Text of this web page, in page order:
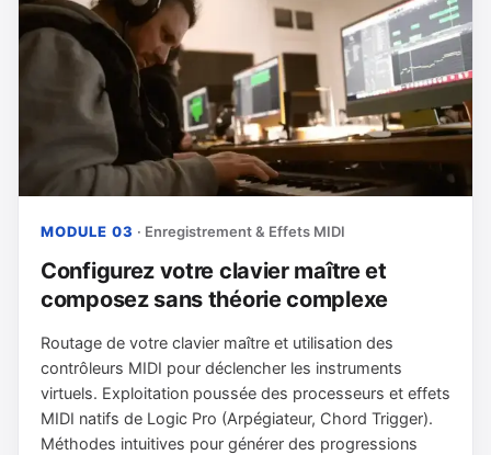
MODULE 03 · Enregistrement & Effets MIDI
Configurez votre clavier maître et
composez sans théorie complexe
Routage de votre clavier maître et utilisation des
contrôleurs MIDI pour déclencher les instruments
virtuels. Exploitation poussée des processeurs et effets
MIDI natifs de Logic Pro (Arpégiateur, Chord Trigger).
Méthodes intuitives pour générer des progressions